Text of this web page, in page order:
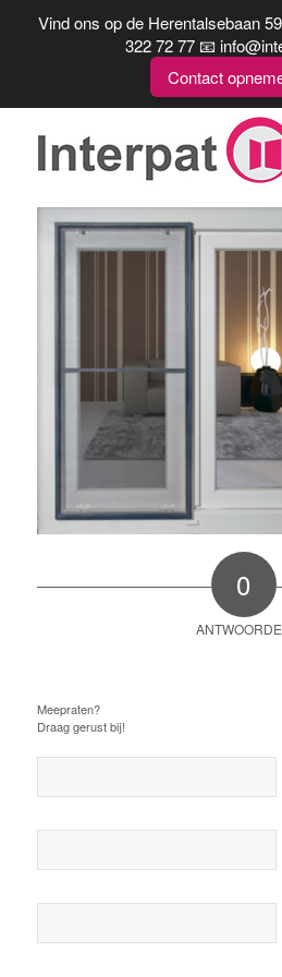
0
Meepraten?
Draag gerust bij!
Vind ons op de Herentalsebaan
322 72 77 📧
Contact